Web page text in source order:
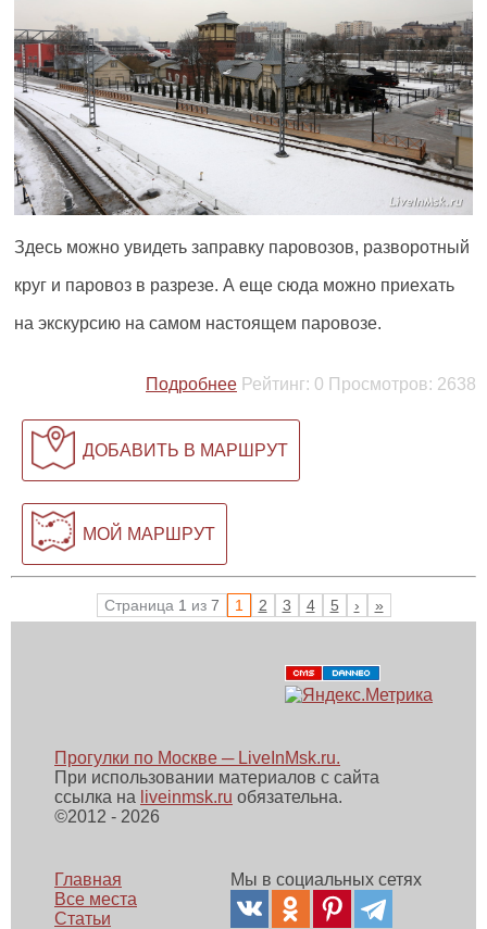
Здесь можно увидеть заправку паровозов, разворотный
круг и паровоз в разрезе. А еще сюда можно приехать
на экскурсию на самом настоящем паровозе.
Подробнее Рейтинг: 0 Просмотров: 2638
ДОБАВИТЬ В МАРШРУТ
МОЙ МАРШРУТ
Страница 1 из 7 1 2 3 4 5 › »
Прогулки по Москве ─ LiveInMsk.ru.
При использовании материалов с сайта
ссылка на liveinmsk.ru обязательна.
©2012 - 2026
Главная
Все места
Статьи
Мы в социальных сетях